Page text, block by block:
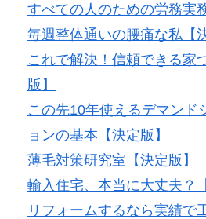
すべての人のための労務実
毎週整体通いの腰痛な私【
これで解決！信頼できる家
版】
この先10年使えるデマンド
ョンの基本【決定版】
薄毛対策研究室【決定版】
輸入住宅、本当に大丈夫？
リフォームするなら実績で